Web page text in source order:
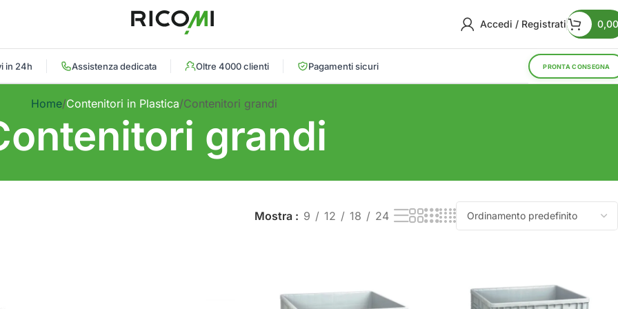
Accedi / Registrati 0,00
in 24h Assistenza dedicata Oltre 4000 clienti Pagamenti sicuri PRONTA CONSEGNA
Home Contenitori in Plastica Contenitori grandi
grandi
Mostra 9 12 18 24